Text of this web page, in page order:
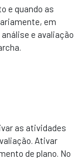
e quando as
em
e avaliação
as atividades
Ativar
de plano. No